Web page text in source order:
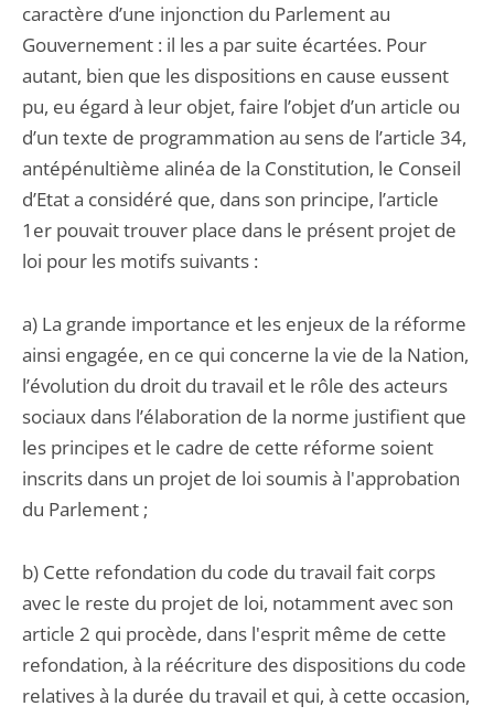
caractère d’une injonction du Parlement au
Gouvernement : il les a par suite écartées. Pour
autant, bien que les dispositions en cause eussent
pu, eu égard à leur objet, faire l’objet d’un article ou
d’un texte de programmation au sens de l’article 34,
antépénultième alinéa de la Constitution, le Conseil
d’Etat a considéré que, dans son principe, l’article
1er pouvait trouver place dans le présent projet de
loi pour les motifs suivants :
a) La grande importance et les enjeux de la réforme
ainsi engagée, en ce qui concerne la vie de la Nation,
l’évolution du droit du travail et le rôle des acteurs
sociaux dans l’élaboration de la norme justifient que
les principes et le cadre de cette réforme soient
inscrits dans un projet de loi soumis à l'approbation
du Parlement ;
b) Cette refondation du code du travail fait corps
avec le reste du projet de loi, notamment avec son
article 2 qui procède, dans l'esprit même de cette
refondation, à la réécriture des dispositions du code
relatives à la durée du travail et qui, à cette occasion,